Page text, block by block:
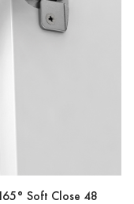
Soft Close 48